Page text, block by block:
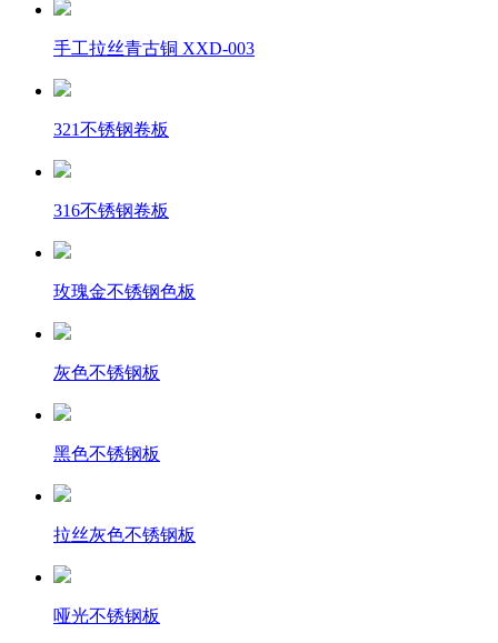
手工拉丝青古铜 XXD-003
321不锈钢卷板
316不锈钢卷板
玫瑰金不锈钢色板
灰色不锈钢板
黑色不锈钢板
拉丝灰色不锈钢板
哑光不锈钢板